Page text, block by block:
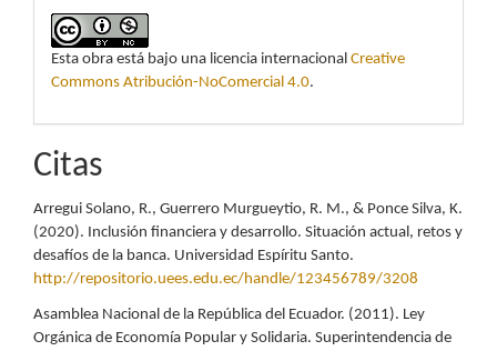
Esta obra está bajo una licencia internacional Creative
Commons Atribución-NoComercial 4.0.
Citas
Arregui Solano, R., Guerrero Murgueytio, R. M., & Ponce Silva, K.
(2020). Inclusión financiera y desarrollo. Situación actual, retos y
desafíos de la banca. Universidad Espíritu Santo.
http://repositorio.uees.edu.ec/handle/123456789/3208
Asamblea Nacional de la República del Ecuador. (2011). Ley
Orgánica de Economía Popular y Solidaria. Superintendencia de